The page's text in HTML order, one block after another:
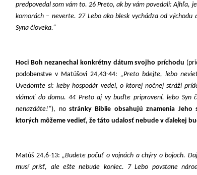
predpovedal som vám to. 26 Preto, ak by vám povedali: Ajhľa,
komorách – neverte. 27 Lebo ako blesk vychádza od
Syna človeka.“
Hoci Boh nezanechal konkrétny dátum svojho príchodu
podobenstve v Matúšovi 24,43-44: „Preto bdejte, lebo
Uvedomte si: keby hospodár vedel, o ktorej nočnej stráži
vlámať do domu. 44 Preto aj vy buďte pripravení, lebo Syn
nenazdáte!“), no stránky Biblie obsahujú znamenia
ktorých môžeme vedieť, že táto udalosť nebude v ďalekej
Matúš 24,6-13: „Budete počuť o vojnách a chýry o bojoch.
musí prísť, ale ešte nebude koniec. 7 Lebo povstane